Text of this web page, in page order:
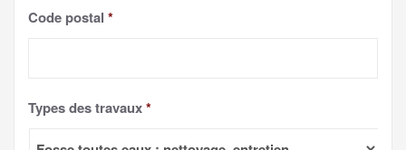
Code postal *
Types des travaux*